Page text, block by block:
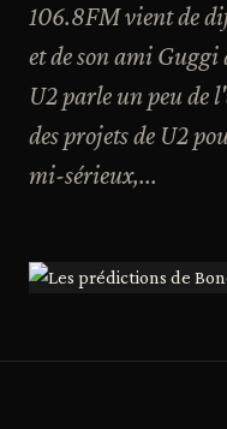
106.8FM vient de
et de son ami
U2 parle un peu de
des projets de U2
mi-sérieux,...